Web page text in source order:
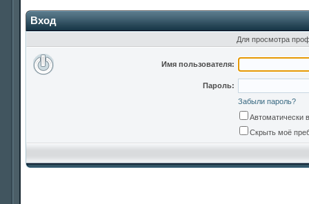
Вход
Для просмотра
Имя пользователя:
Пароль:
Забыли пароль?
Автоматически
Скрыть моё